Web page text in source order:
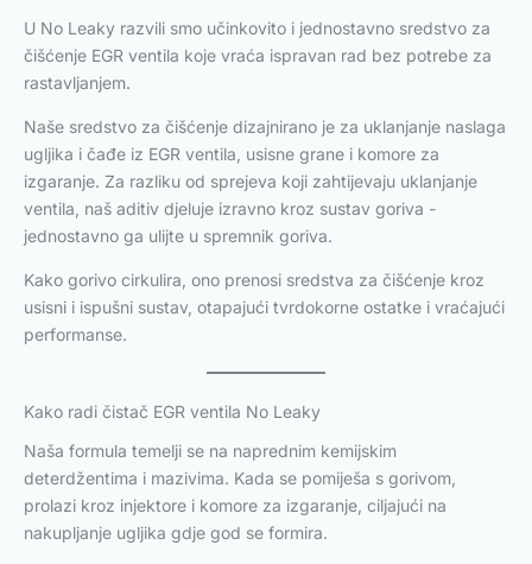
U No Leaky razvili smo učinkovito i jednostavno sredstvo za
čišćenje EGR ventila koje vraća ispravan rad bez potrebe za
rastavljanjem.
Naše sredstvo za čišćenje dizajnirano je za uklanjanje naslaga
ugljika i čađe iz EGR ventila, usisne grane i komore za
izgaranje. Za razliku od sprejeva koji zahtijevaju uklanjanje
ventila, naš aditiv djeluje izravno kroz sustav goriva -
jednostavno ga ulijte u spremnik goriva.
Kako gorivo cirkulira, ono prenosi sredstva za čišćenje kroz
usisni i ispušni sustav, otapajući tvrdokorne ostatke i vraćajući
performanse.
Kako radi čistač EGR ventila No Leaky
Naša formula temelji se na naprednim kemijskim
deterdžentima i mazivima. Kada se pomiješa s gorivom,
prolazi kroz injektore i komore za izgaranje, ciljajući na
nakupljanje ugljika gdje god se formira.